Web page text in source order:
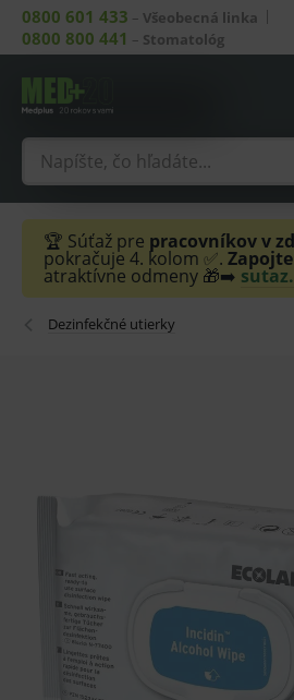
0800 601 433 – Všeobecná linka
0800 800 441 – Stomatológ
🏆 Súťaž pre pracovníkov v
pokračuje 4. kolom ✅.
atraktívne odmeny 🎁➡️
Dezinfekčné utierky